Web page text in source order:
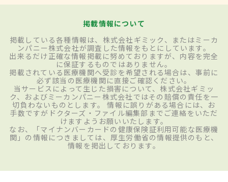
掲載情報について
掲載している各種情報は、株式会社ギミック、またはミーカ
ンパニー株式会社が調査した情報をもとにしています。
出来るだけ正確な情報掲載に努めておりますが、内容を完全
に保証するものではありません。
掲載されている医療機関へ受診を希望される場合は、事前に
必ず該当の医療機関に直接ご確認ください。
当サービスによって生じた損害について、株式会社ギミッ
ク、およびミーカンパニー株式会社ではその賠償の責任を一
切負わないものとします。 情報に誤りがある場合には、お
手数ですがドクターズ・ファイル編集部までご連絡をいただ
けますようお願いいたします。
なお、「マイナンバーカードの健康保険証利用可能な医療機
関」の情報につきましては、厚生労働省の情報提供のもと、
情報を掲出しております。